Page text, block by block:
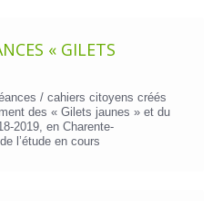
« GILETS
/ cahiers citoyens créés
des « Gilets jaunes » et du
2019, en Charente-
l’étude en cours